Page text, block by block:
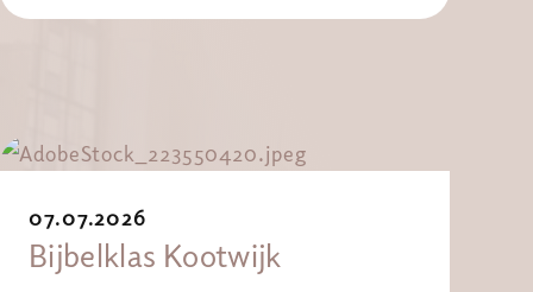
07.07.2026
Bijbelklas Kootwijk